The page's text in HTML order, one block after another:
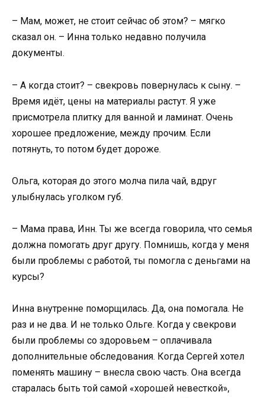
– Мам, может, не стоит сейчас об этом? – мягко
сказал он. – Инна только недавно получила
документы.
– А когда стоит? – свекровь повернулась к сыну. –
Время идёт, цены на материалы растут. Я уже
присмотрела плитку для ванной и ламинат. Очень
хорошее предложение, между прочим. Если
потянуть, то потом будет дороже.
Ольга, которая до этого молча пила чай, вдруг
улыбнулась уголком губ.
– Мама права, Инн. Ты же всегда говорила, что семья
должна помогать друг другу. Помнишь, когда у меня
были проблемы с работой, ты помогла с деньгами на
курсы?
Инна внутренне поморщилась. Да, она помогала. Не
раз и не два. И не только Ольге. Когда у свекрови
были проблемы со здоровьем – оплачивала
дополнительные обследования. Когда Сергей хотел
поменять машину – внесла свою часть. Она всегда
старалась быть той самой «хорошей невесткой»,